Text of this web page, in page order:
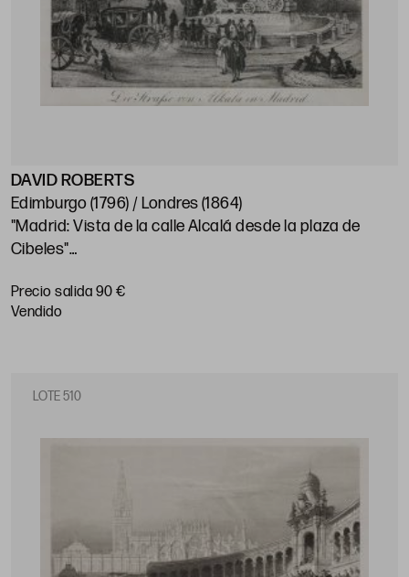
DAVID ROBERTS
Edimburgo (1796) / Londres (1864)
"Madrid: Vista de la calle Alcalá desde la plaza de
Cibeles"
Precio salida 90 €
vendido
LOTE 510